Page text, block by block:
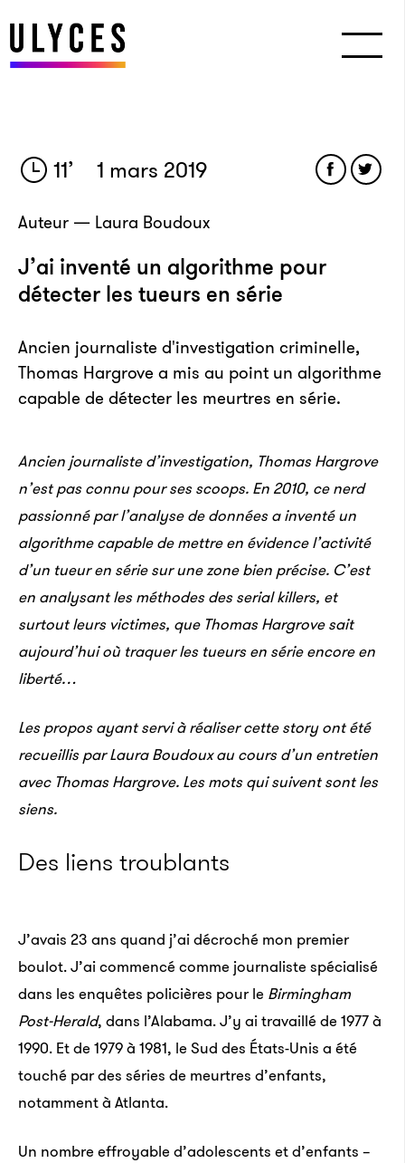
11’ 1 mars 2019
Auteur — Laura Boudoux
J’ai inventé un algorithme pour
détecter les tueurs en série
Ancien journaliste d'investigation criminelle,
Thomas Hargrove a mis au point un algorithme
capable de détecter les meurtres en série.
Ancien journaliste d’investigation, Thomas Hargrove
n’est pas connu pour ses scoops. En 2010, ce nerd
passionné par l’analyse de données a inventé un
algorithme capable de mettre en évidence l’activité
d’un tueur en série sur une zone bien précise. C’est
en analysant les méthodes des serial killers, et
surtout leurs victimes, que Thomas Hargrove sait
aujourd’hui où traquer les tueurs en série encore en
liberté…
Les propos ayant servi à réaliser cette story ont été
recueillis par Laura Boudoux au cours d’un entretien
avec Thomas Hargrove. Les mots qui suivent sont les
siens.
Des liens troublants
J’avais 23 ans quand j’ai décroché mon premier
boulot. J’ai commencé comme journaliste spécialisé
dans les enquêtes policières pour le Birmingham
Post-Herald, dans l’Alabama. J’y ai travaillé de 1977 à
1990. Et de 1979 à 1981, le Sud des États-Unis a été
touché par des séries de meurtres d’enfants,
notamment à Atlanta.
Un nombre effroyable d’adolescents et d’enfants –